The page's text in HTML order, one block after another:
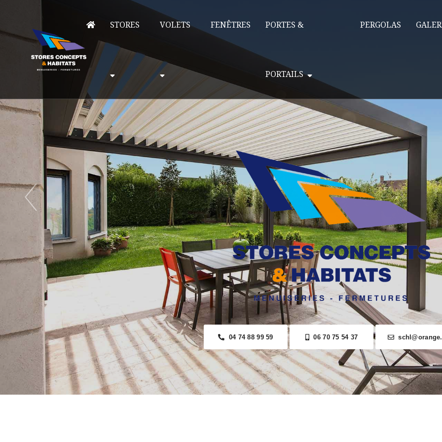
STORES VOLETS FENÊTRES PORTES &
PORTAILS
PERGOLAS
04 74 88 99 59 06 70 75 54 37